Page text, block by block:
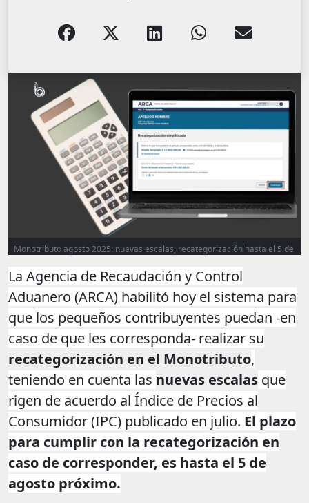
Monotributo agosto 2025: nuevas escalas, recategorización hasta el 5 de
La Agencia de Recaudación y Control
Aduanero (ARCA) habilitó hoy el sistema para
que los pequeños contribuyentes puedan -en
caso de que les corresponda- realizar su
recategorización en el Monotributo,
teniendo en cuenta las nuevas escalas que
rigen de acuerdo al Índice de Precios al
Consumidor (IPC) publicado en julio. El plazo
para cumplir con la recategorización en
caso de corresponder, es hasta el 5 de
agosto próximo.